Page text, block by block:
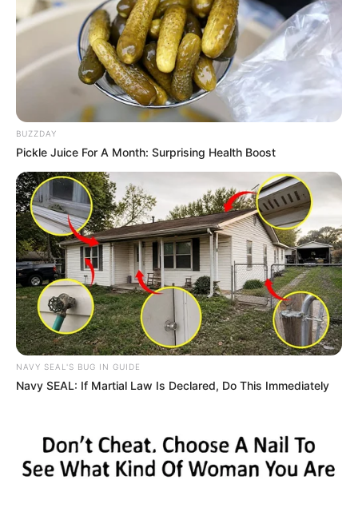
BUZZDAY
Pickle Juice For A Month: Surprising Health Boost
NAVY SEAL'S BUG IN GUIDE
Navy SEAL: If Martial Law Is Declared, Do This Immediately